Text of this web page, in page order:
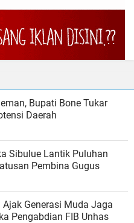
Bupati Bone Tukar
Daerah
Sibulue Lantik Puluhan
Pembina Gugus
Generasi Muda Jaga
Pengabdian FIB Unhas